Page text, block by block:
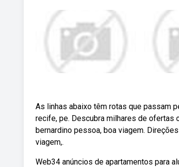
As linhas abaixo têm rotas que passam
recife, pe. Descubra milhares de ofertas
bernardino pessoa, boa viagem.
viagem,.
Web34 anúncios de apartamentos para